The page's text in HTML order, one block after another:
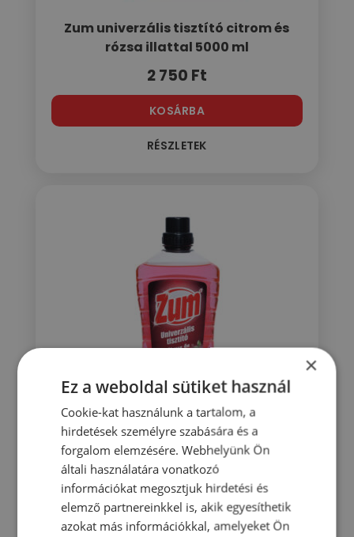
Zum univerzális tisztító citrom és
rózsa illattal 5000 ml
2 750 Ft
KOSÁRBA
RÉSZLETEK
Zum univerzális tisztító citrom és
rózsa illattal 1000 ml
767Ft
×
Ez a weboldal sütiket használ
Cookie-kat használunk a tartalom, a
hirdetések személyre szabására és a
forgalom elemzésére. Webhelyünk Ön
általi használatára vonatkozó
információkat megosztjuk hirdetési és
elemző partnereinkkel is, akik egyesíthetik
azokat más információkkal, amelyeket Ön